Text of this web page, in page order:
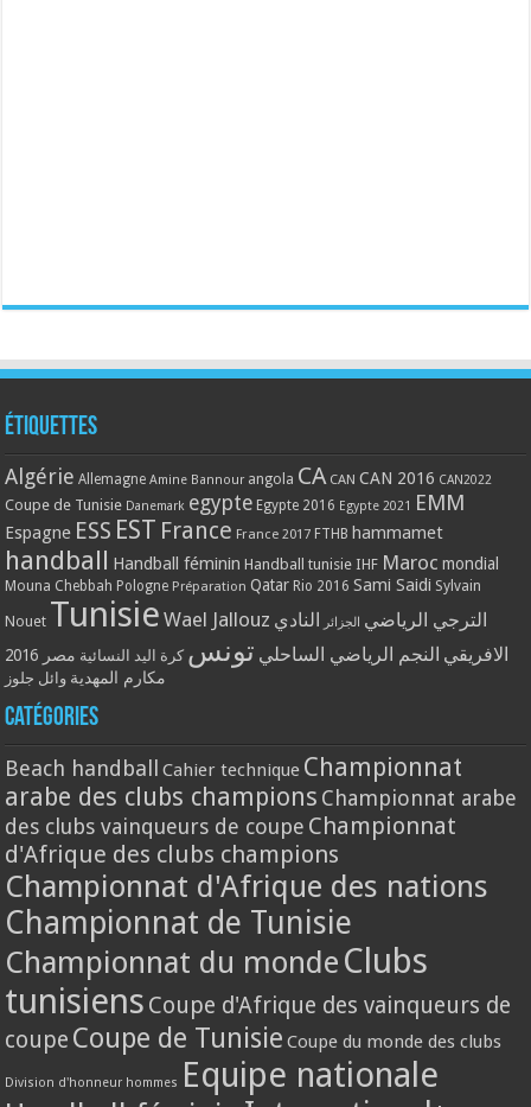
Étiquettes
Algérie Allemagne Amine Bannour angola CA CAN CAN 2016 CAN2022
Coupe de Tunisie Danemark egypte Egypte 2016 Egypte 2021 EMM
Espagne ESS EST France France 2017 FTHB hammamet
handball Handball féminin Handball tunisie IHF Maroc mondial
Mouna Chebbah Pologne Préparation Qatar Rio 2016 Sami Saidi Sylvain
Nouet Tunisie Wael Jallouz الترجي الرياضي الجزائر النادي
الافريقي النجم الرياضي الساحلي تونس كرة اليد النسائية مصر 2016
مكارم المهدية وائل جلوز
Catégories
Beach handball Cahier technique Championnat
arabe des clubs champions Championnat arabe
des clubs vainqueurs de coupe Championnat
d'Afrique des clubs champions
Championnat d'Afrique des nations
Championnat de Tunisie
Championnat du monde Clubs
tunisiens Coupe d'Afrique des vainqueurs de
coupe Coupe de Tunisie Coupe du monde des clubs
Division d'honneur hommes Equipe nationale